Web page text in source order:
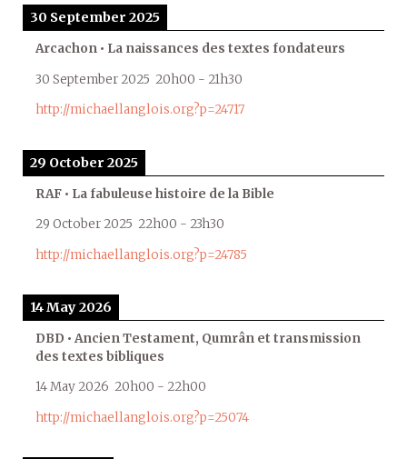
30 September 2025
Arcachon • La naissances des textes fondateurs
30 September 2025 20h00 - 21h30
http://michaellanglois.org?p=24717
29 October 2025
RAF • La fabuleuse histoire de la Bible
29 October 2025 22h00 - 23h30
http://michaellanglois.org?p=24785
14 May 2026
DBD • Ancien Testament, Qumrân et transmission
des textes bibliques
14 May 2026 20h00 - 22h00
http://michaellanglois.org?p=25074